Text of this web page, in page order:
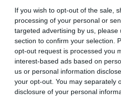
If you wish to opt-out of the sale,
processing of your personal or
targeted advertising by us, please
section to confirm your selection.
opt-out request is processed you
interest-based ads based on
us or personal information
your opt-out. You may separately
disclosure of your personal
Ακολουθήστε το
μάθετε πρώτοι όλες τις
Δείτε όλα τατελευταία νέα
Πολιτισμό στοCulturenow.gr
Νέοι Διαγωνισμοί ❯